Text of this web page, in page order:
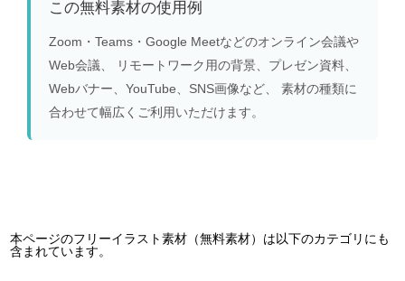
この無料素材の使用例
Zoom・Teams・Google Meetなどのオンライン会議や
Web会議、 リモートワーク用の背景、プレゼン資料、
Webバナー、YouTube、SNS画像など、 素材の種類に
合わせて幅広くご利用いただけます。
本ページのフリーイラスト素材（無料素材）は以下のカテゴリにも
含まれています。